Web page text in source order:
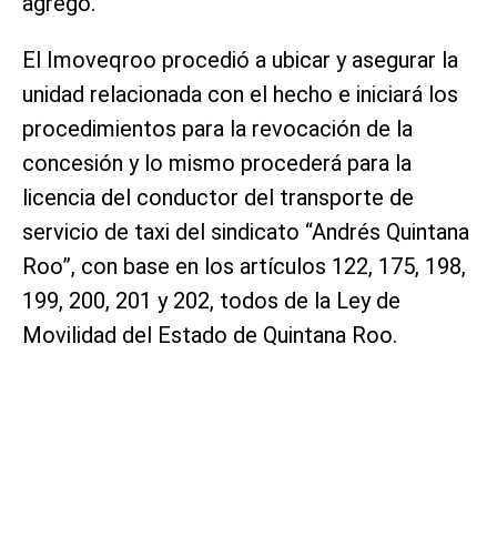
El Imoveqroo procedió a ubicar y asegurar la
unidad relacionada con el hecho e iniciará los
procedimientos para la revocación de la
concesión y lo mismo procederá para la
licencia del conductor del transporte de
servicio de taxi del sindicato “Andrés Quintana
Roo”, con base en los artículos 122, 175, 198,
199, 200, 201 y 202, todos de la Ley de
Movilidad del Estado de Quintana Roo.